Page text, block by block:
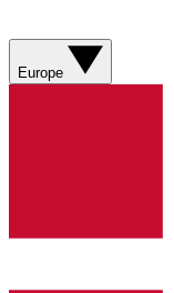
Europe